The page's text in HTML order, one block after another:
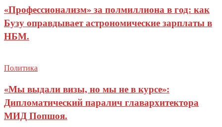
«Профессионализм» за полмиллиона в год: как
Бузу оправдывает астрономические зарплаты в
НБМ.
Политика
«Мы выдали визы, но мы не в курсе»:
Дипломатический паралич главархитектора
МИД Попшоя.